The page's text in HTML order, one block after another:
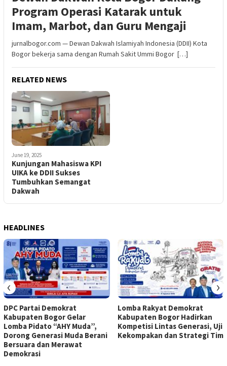
Program Operasi Katarak untuk
Imam, Marbot, dan Guru Mengaji
jurnalbogor.com — Dewan Dakwah Islamiyah Indonesia (DDII) Kota
Bogor bekerja sama dengan Rumah Sakit Ummi Bogor […]
RELATED NEWS
June 19, 2025
Kunjungan Mahasiswa KPI
UIKA ke DDII Sukses
Tumbuhkan Semangat
Dakwah
HEADLINES
DPC Partai Demokrat
Kabupaten Bogor Gelar
Lomba Pidato “AHY Muda”,
Dorong Generasi Muda Berani
Bersuara dan Merawat
Demokrasi
Lomba Rakyat Demokrat
Kabupaten Bogor Hadirkan
Kompetisi Lintas Generasi, Uji
Kekompakan dan Strategi Tim
‹ ›